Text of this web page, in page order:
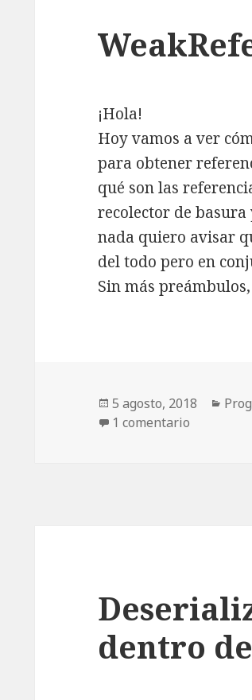
¡Hola!
Hoy vamos a ver
para obtener
qué son las
recolector de basura
nada quiero avisar
del todo pero en
Sin más
Publicado
el
5 agosto, 2018
1 comentario
dentro